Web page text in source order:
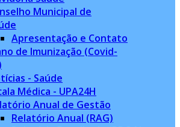
Municipal de
Apresentação e Contato
de Imunização (Covid-
- Saúde
Médica - UPA24H
Anual de Gestão
Relatório Anual (RAG)